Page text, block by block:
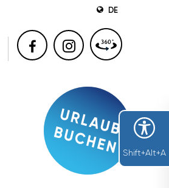
DE
Shift+Alt+A